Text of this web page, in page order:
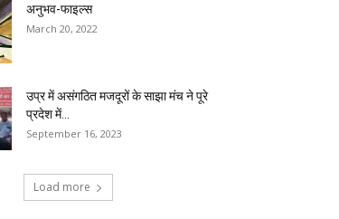
अनुभव-फाइल्स
March 20, 2022
उप्र में असंगठित मजदूरों के साझा मंच ने पूरे
प्रदेश में...
September 16, 2023
Load more